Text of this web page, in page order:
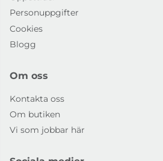
Personuppgifter
Cookies
Blogg
Om oss
Kontakta oss
Om butiken
Vi som jobbar här